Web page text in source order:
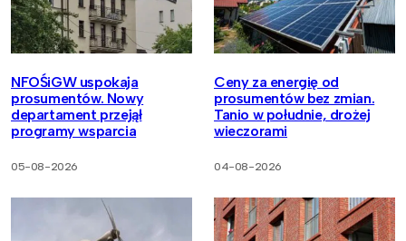
NFOŚiGW uspokaja
prosumentów. Nowy
departament przejął
programy wsparcia
05-08-2026
Ceny za energię od
prosumentów bez zmian.
Tanio w południe, drożej
wieczorami
04-08-2026